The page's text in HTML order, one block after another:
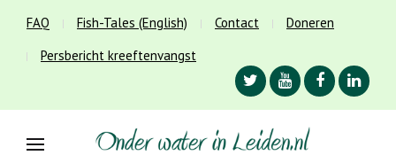
FAQ Fish-Tales (English) Contact
Doneren
Persbericht kreeftenvangst